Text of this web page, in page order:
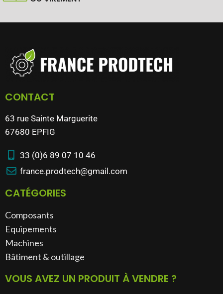
CONTACT
63 rue Sainte Marguerite
67680 EPFIG
33 (0)6 89 07 10 46
france.prodtech@gmail.com
CATÉGORIES
Composants
Equipements
Machines
Bâtiment & outillage​
VOUS AVEZ UN PRODUIT À VENDRE ?